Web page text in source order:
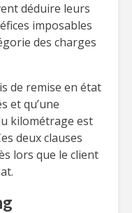
déduire leurs
imposables
des charges
de remise en état
et qu’une
kilométrage est
deux clauses
lors que le client